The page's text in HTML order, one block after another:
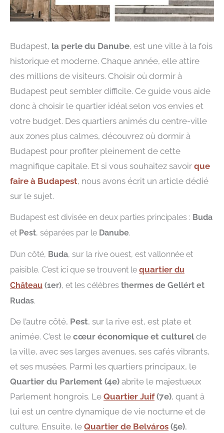
Budapest, la perle du Danube, est une ville à la fois
historique et moderne. Chaque année, elle attire
des millions de visiteurs. Choisir où dormir à
Budapest peut sembler difficile. Ce guide vous aide
donc à choisir le quartier idéal selon vos envies et
votre budget. Des quartiers animés du centre-ville
aux zones plus calmes, découvrez où dormir à
Budapest pour profiter pleinement de cette
magnifique capitale. Et si vous souhaitez savoir que
faire à Budapest, nous avons écrit un article dédié
sur le sujet.
Budapest est divisée en deux parties principales : Buda
et Pest, séparées par le Danube.
D’un côté, Buda, sur la rive ouest, est vallonnée et
paisible. C’est ici que se trouvent le quartier du
Château (1er), et les célèbres thermes de Gellért et
Rudas.
De l’autre côté, Pest, sur la rive est, est plate et
animée. C’est le cœur économique et culturelde
la ville, avec ses larges avenues, ses cafés vibrants,
et ses musées. Parmi les quartiers principaux, le
Quartier du Parlement (4e) abrite le majestueux
Parlement hongrois. Le Quartier Juif(7e), quant à
lui est un centre dynamique de vie nocturne et de
culture. Ensuite, le Quartier de Belváros (5e),